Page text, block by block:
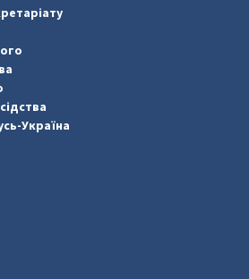
Україна